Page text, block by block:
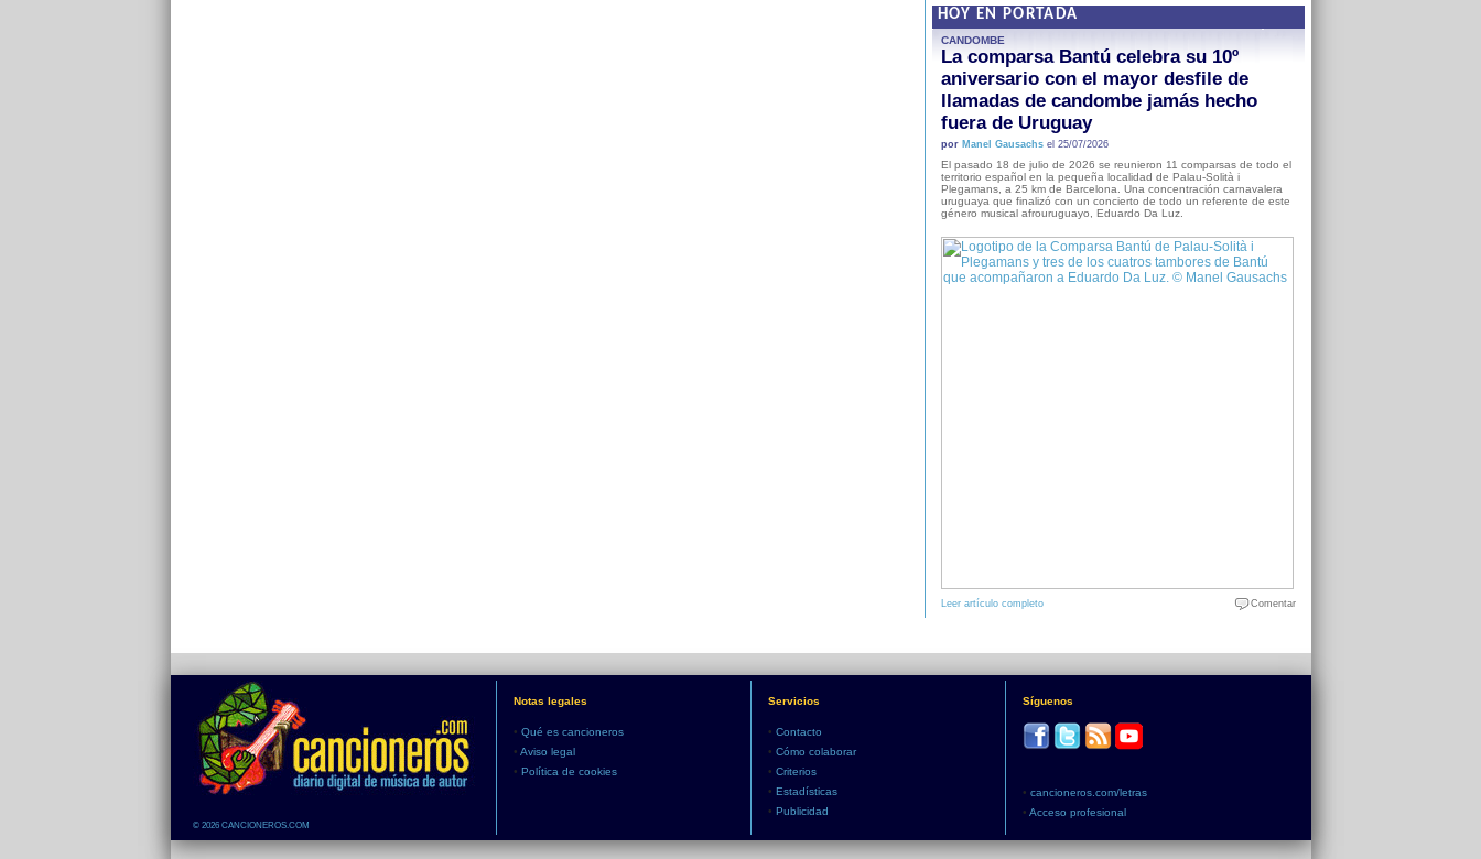
HOY EN PORTADA
CANDOMBE
La comparsa Bantú celebra su 10º
aniversario con el mayor desfile de
llamadas de candombe jamás hecho
fuera de Uruguay
por Manel Gausachsel 25/07/2026
El pasado 18 de julio de 2026 se reunieron 11 comparsas de todo el
territorio español en la pequeña localidad de Palau-Solità i
Plegamans, a 25 km de Barcelona. Una concentración carnavalera
uruguaya que finalizó con un concierto de todo un referente de este
género musical afrouruguayo, Eduardo Da Luz.
Leer artículo completo Comentar
© 2026 CANCIONEROS.COM
Notas legales
• Qué es cancioneros
• Aviso legal
• Política de cookies
Servicios
• Contacto
• Cómo colaborar
• Criterios
• Estadísticas
• Publicidad
Síguenos
• cancioneros.com/letras
• Acceso profesional